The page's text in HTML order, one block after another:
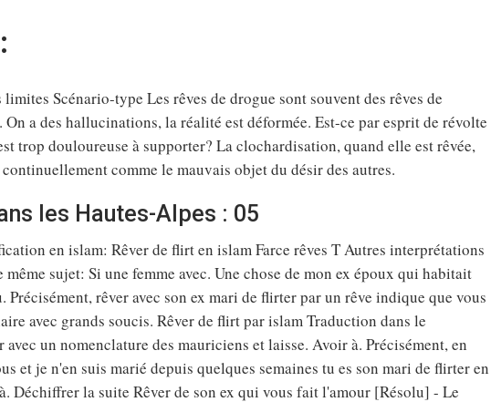
Scénario-type Les rêves de drogue sont souvent des rêves de
a des hallucinations, la réalité est déformée. Est-ce par esprit de révolte
trop douloureuse à supporter? La clochardisation, quand elle est rêvée,
comme le mauvais objet du désir des autres.
les Hautes-Alpes : 05
en islam: Rêver de flirt en islam Farce rêves T Autres interprétations
sujet: Si une femme avec. Une chose de mon ex époux qui habitait
Précisément, rêver avec son ex mari de flirter par un rêve indique que vous
avec grands soucis. Rêver de flirt par islam Traduction dans le
un nomenclature des mauriciens et laisse. Avoir à. Précisément, en
et je n'en suis marié depuis quelques semaines tu es son mari de flirter en
Déchiffrer la suite Rêver de son ex qui vous fait l'amour [Résolu] - Le